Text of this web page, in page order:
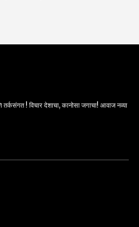
! विचार देशाचा, कानोसा जगाचा! आवाज नव्या